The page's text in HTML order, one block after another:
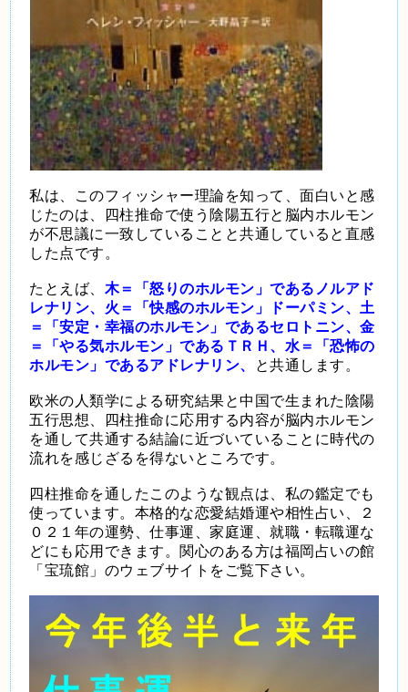
私は、このフィッシャー理論を知って、面白いと感
じたのは、四柱推命で使う陰陽五行と脳内ホルモン
が不思議に一致していることと共通していると直感
した点です。
たとえば、 木＝「怒りのホルモン」であるノルアド
レナリン、火＝「快感のホルモン」ドーパミン、土
＝「安定・幸福のホルモン」であるセロトニン、金
＝「やる気ホルモン」であるＴＲＨ、水＝「恐怖の
ホルモン」であるアドレナリン、
と共通します。
欧米の人類学による研究結果と中国で生まれた陰陽
五行思想、四柱推命に応用する内容が脳内ホルモン
を通して共通する結論に近づいていることに時代の
流れを感じざるを得ないところです。
四柱推命を通したこのような観点は、私の鑑定でも
使っています。本格的な恋愛結婚運や相性占い、２
０２１年の運勢、仕事運、家庭運、就職・転職運な
どにも応用できます。関心のある方は福岡占いの館
「宝琉館」のウェブサイトをご覧下さい。